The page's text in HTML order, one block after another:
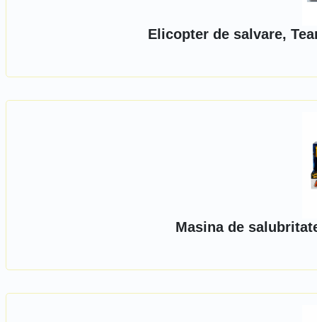
Elicopter de salvare,
Masina de